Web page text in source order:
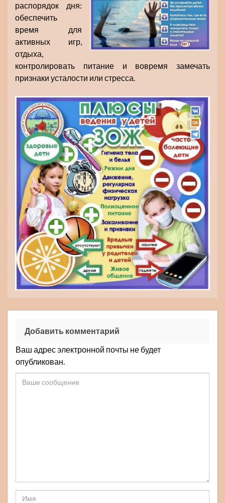
распорядок дня:
обеспечить
время для
активных игр,
отдыха,
контролировать питание и вовремя замечать
признаки усталости или стресса.
Добавить комментарий
Ваш адрес электронной почты не будет
опубликован.